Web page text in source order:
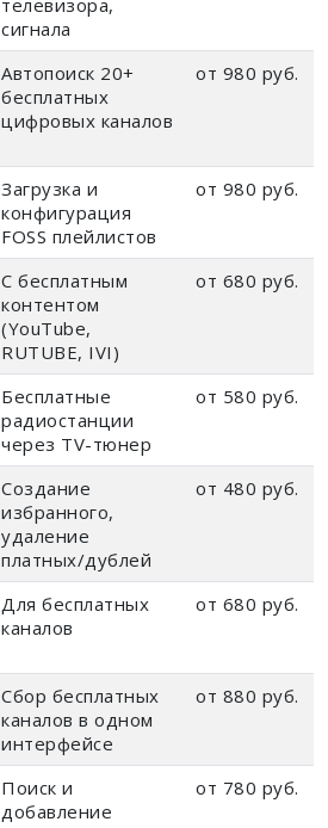
сигнала
Автопоиск 20+
бесплатных
цифровых каналов
от 980 руб.
Загрузка и
конфигурация
FOSS плейлистов
от 980 руб.
С бесплатным
контентом
(YouTube,
RUTUBE, IVI)
от 680 руб.
Бесплатные
радиостанции
через TV-тюнер
от 580 руб.
Создание
избранного,
удаление
платных/дублей
от 480 руб.
Для бесплатных
каналов
от 680 руб.
Сбор бесплатных
каналов в одном
интерфейсе
от 880 руб.
Поиск и
добавление
от 780 руб.